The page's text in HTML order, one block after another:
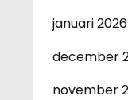
januari 2026
december
november